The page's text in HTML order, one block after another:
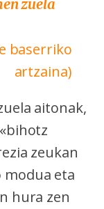
zuela
baserriko
artzaina)
aitonak,
zeukan
modua eta
hura zen